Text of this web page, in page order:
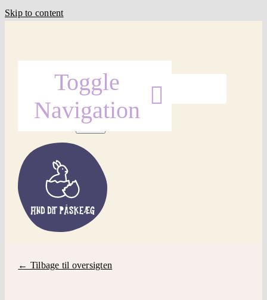
Skip to content
Toggle
Navigation
Forside
Find Påskeæg
Påskepynt
Påskepynt LEGO
← Tilbage til oversigten